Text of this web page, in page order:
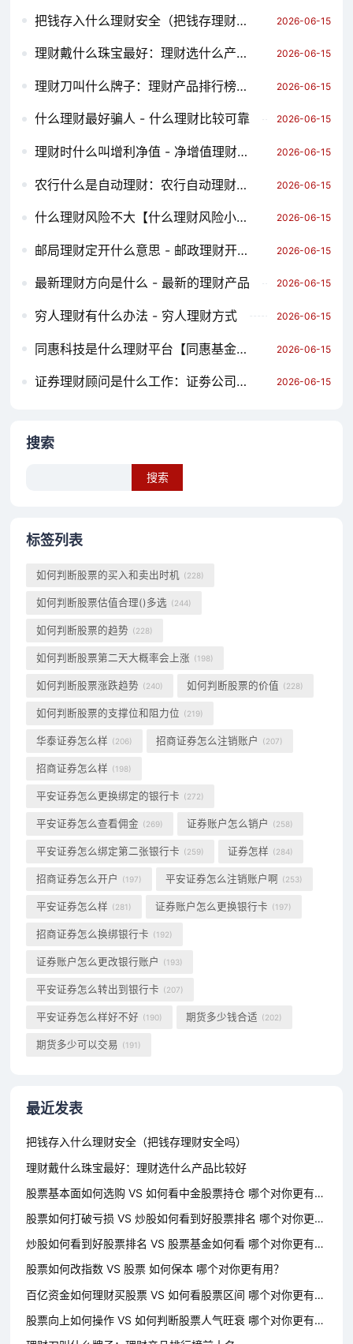
把钱存入什么理财安全（把钱存理财安全吗） 2026-06-15
理财戴什么珠宝最好：理财选什么产品比较好 2026-06-15
理财刀叫什么牌子：理财产品排行榜前十名 2026-06-15
什么理财最好骗人 - 什么理财比较可靠 2026-06-15
理财时什么叫增利净值 - 净增值理财产品 2026-06-15
农行什么是自动理财：农行自动理财好不好 2026-06-15
什么理财风险不大【什么理财风险小收益高】 2026-06-15
邮局理财定开什么意思 - 邮政理财开放日有几天 2026-06-15
最新理财方向是什么 - 最新的理财产品 2026-06-15
穷人理财有什么办法 - 穷人理财方式 2026-06-15
同惠科技是什么理财平台【同惠基金官网】 2026-06-15
证券理财顾问是什么工作：证劵公司理财顾问 2026-06-15
搜索
标签列表
如何判断股票的买入和卖出时机 (228)
如何判断股票估值合理()多选 (244)
如何判断股票的趋势 (228)
如何判断股票第二天大概率会上涨 (198)
如何判断股票涨跌趋势 (240) 如何判断股票的价值 (228)
如何判断股票的支撑位和阻力位 (219)
华泰证券怎么样 (206) 招商证券怎么注销账户 (207)
招商证券怎么样 (198)
平安证券怎么更换绑定的银行卡 (272)
平安证券怎么查看佣金 (269) 证券账户怎么销户 (258)
平安证券怎么绑定第二张银行卡 (259) 证券怎样 (284)
招商证券怎么开户 (197) 平安证券怎么注销账户啊 (253)
平安证券怎么样 (281) 证券账户怎么更换银行卡 (197)
招商证券怎么换绑银行卡 (192)
证券账户怎么更改银行账户 (193)
平安证券怎么转出到银行卡 (207)
平安证券怎么样好不好 (190) 期货多少钱合适 (202)
期货多少可以交易 (191)
最近发表
把钱存入什么理财安全（把钱存理财安全吗）
理财戴什么珠宝最好：理财选什么产品比较好
股票基本面如何选购 VS 如何看中金股票持仓 哪个对你更有用？
股票如何打破亏损 VS 炒股如何看到好股票排名 哪个对你更有用？
炒股如何看到好股票排名 VS 股票基金如何看 哪个对你更有用？
股票如何改指数 VS 股票 如何保本 哪个对你更有用？
百亿资金如何理财买股票 VS 如何看股票区间 哪个对你更有用？
股票向上如何操作 VS 如何判断股票人气旺衰 哪个对你更有用？